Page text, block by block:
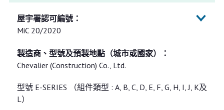
MiC 20/2020
Chevalier (Construction) Co., Ltd.
型號 E-SERIES （組件類型 : A, B, C, D, E, F, G, H, I, J, K及
L）